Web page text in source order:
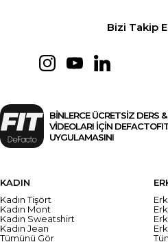
Bizi Takip
BİNLERCE ÜCRETSİZ DERS
VİDEOLARI İÇİN
UYGULAMASINI
KADIN
Kadın Tişört
Kadın Mont
Kadın Sweatshirt
Kadın Jean
Tümünü Gör